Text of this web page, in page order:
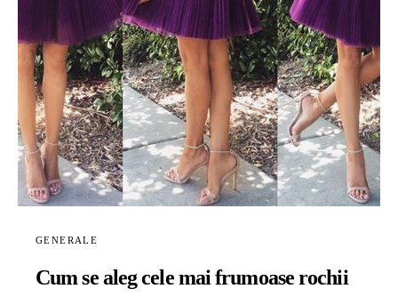
GENERALE
Cum se aleg cele mai frumoase rochii